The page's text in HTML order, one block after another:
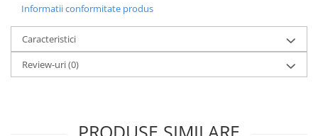
Informatii conformitate produs
Caracteristici
Review-uri(0)